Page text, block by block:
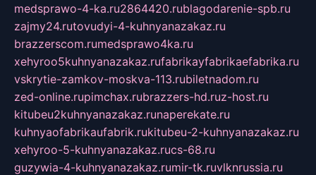
medsprawo-4-ka.ru2864420.rublagodarenie-spb.ru
zajmy24.rutovudyi-4-kuhnyanazakaz.ru
brazzerscom.rumedsprawo4ka.ru
xehyroo5kuhnyanazakaz.rufabrikayfabrikaefabrika.ru
vskrytie-zamkov-moskva-113.rubiletnadom.ru
zed-online.rupimchax.rubrazzers-hd.ruz-host.ru
kitubeu2kuhnyanazakaz.runaperekate.ru
kuhnyaofabrikaufabrik.rukitubeu-2-kuhnyanazakaz.ru
xehyroo-5-kuhnyanazakaz.rucs-68.ru
guzywia-4-kuhnyanazakaz.rumir-tk.ruvlknrussia.ru